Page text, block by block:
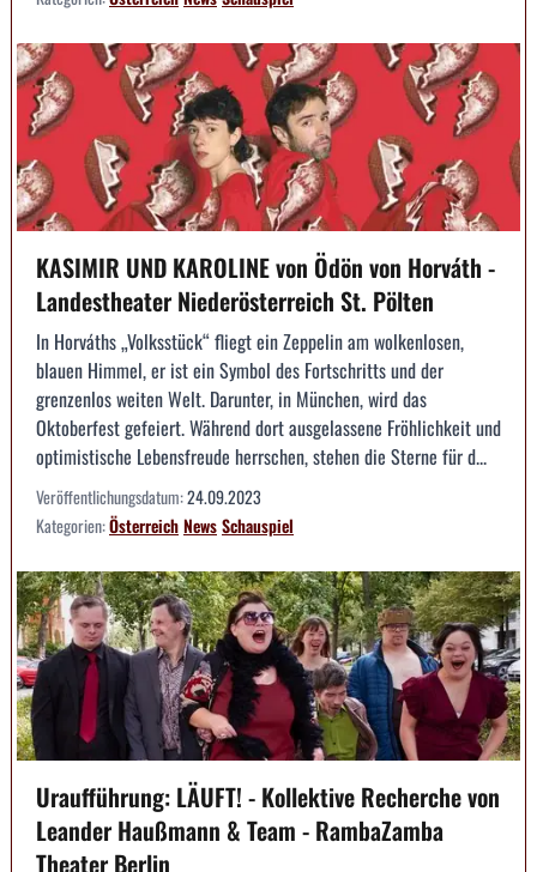
KASIMIR UND KAROLINE von Ödön von Horváth -
Landestheater Niederösterreich St. Pölten
In Horváths „Volksstück“ fliegt ein Zeppelin am wolkenlosen,
blauen Himmel, er ist ein Symbol des Fortschritts und der
grenzenlos weiten Welt. Darunter, in München, wird das
Oktoberfest gefeiert. Während dort ausgelassene Fröhlichkeit und
optimistische Lebensfreude herrschen, stehen die Sterne für d...
Veröffentlichungsdatum:24.09.2023
Kategorien:ÖsterreichNewsSchauspiel
Uraufführung: LÄUFT! - Kollektive Recherche von
Leander Haußmann & Team - RambaZamba
Theater Berlin